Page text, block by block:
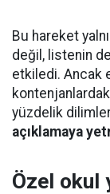
Bu hareket
değil, listenin
etkiledi. Ancak
yüzdelik
açıklamaya
Özel okul